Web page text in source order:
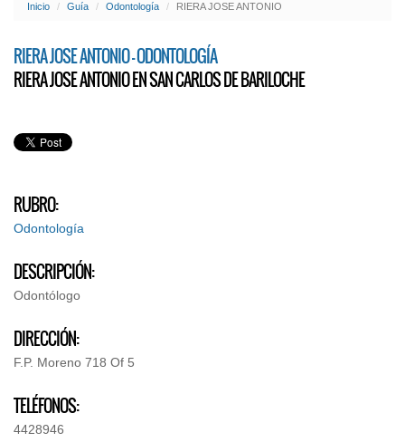
Inicio Guía Odontología RIERA JOSE ANTONIO
RIERA JOSE ANTONIO - ODONTOLOGÍA
RIERA JOSE ANTONIO EN SAN CARLOS DE BARILOCHE
RUBRO:
Odontología
DESCRIPCIÓN:
Odontólogo
DIRECCIÓN:
F.P. Moreno 718 Of 5
TELÉFONOS:
4428946